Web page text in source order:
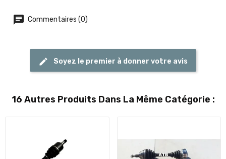
Commentaires (0)
Soyez le premier à donner votre avis
16 Autres Produits Dans La Même Catégorie :